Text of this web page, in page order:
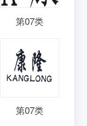
第07类
第07类